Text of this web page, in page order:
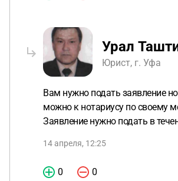
Урал
Юрист, г. Уфа
Вам нужно подать заявление
можно к нотариусу по своему
Заявление нужно подать в
14 апреля, 12:25
0 0